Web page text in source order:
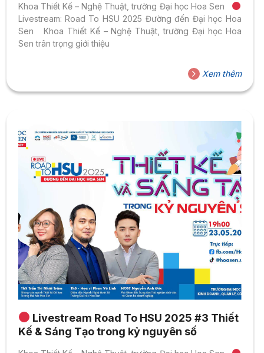
Khoa Thiết Kế – Nghệ Thuật, trường Đại học Hoa Sen
Livestream: Road To HSU 2025 Đường đến Đại học Hoa
Sen Khoa Thiết Kế – Nghệ Thuật, trường Đại học Hoa
Sen trân trọng giới thiệu
Xem thêm
Livestream Road To HSU 2025 #3 Thiết
Kế & Sáng Tạo trong kỷ nguyên số